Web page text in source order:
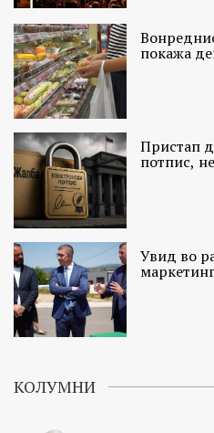
покажа
Пристап
потпис,
Увид во
КОЛУМНИ